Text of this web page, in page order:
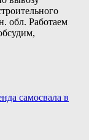
обл. Работаем
самосвала в